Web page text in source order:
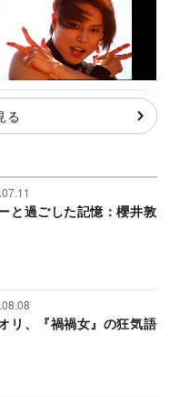
る
と過ごした記憶：櫻井敦
リ、『禍禍女』の狂気語